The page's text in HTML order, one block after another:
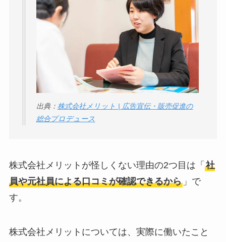
出典： 株式会社メリット | 広告宣伝・販売促進の
総合プロデュース
株式会社メリットが怪しくない理由の2つ目は「 社
員や元社員による口コミが確認できるから」で
す。
株式会社メリットについては、実際に働いたこと